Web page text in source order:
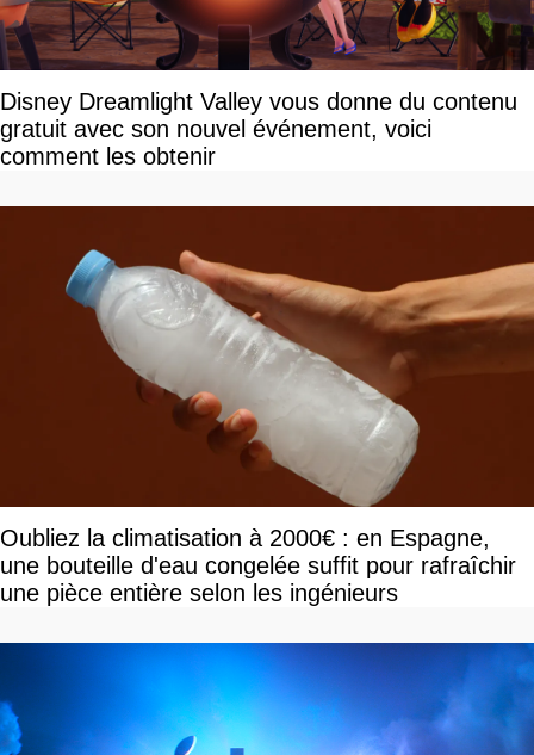
Disney Dreamlight Valley vous donne du contenu
gratuit avec son nouvel événement, voici
comment les obtenir
Oubliez la climatisation à 2000€ : en Espagne,
une bouteille d'eau congelée suffit pour rafraîchir
une pièce entière selon les ingénieurs